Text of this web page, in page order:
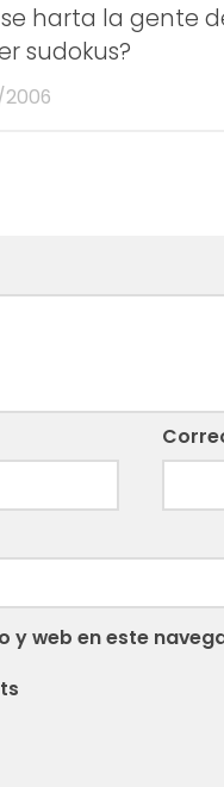
se harta la gente
sudokus?
2006
web en este